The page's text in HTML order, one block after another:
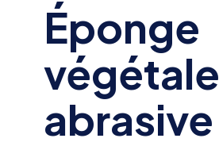
Éponge
végétale
abrasive